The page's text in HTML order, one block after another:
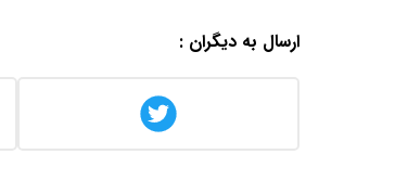
ارسال به دیگران :